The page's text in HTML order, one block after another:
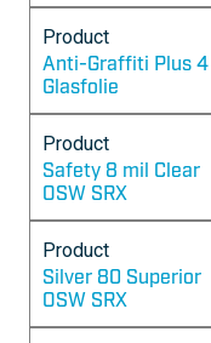
Product
Anti-Graffiti Plus 4
Glasfolie
Product
Safety 8 mil Clear
OSW SRX
Product
Silver 80 Superior
OSW SRX